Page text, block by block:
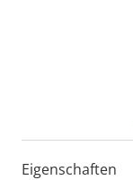
Eigenschaften